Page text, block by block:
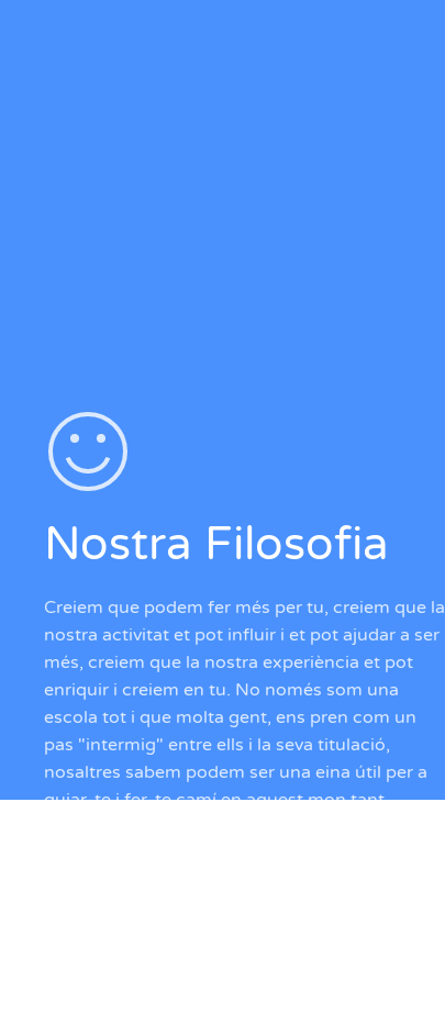
Nostra Filosofia
Creiem que podem fer més per tu, creiem que la
nostra activitat et pot influir i et pot ajudar a ser
més, creiem que la nostra experiència et pot
enriquir i creiem en tu. No només som una
escola tot i que molta gent, ens pren com un
pas "intermig" entre ells i la seva titulació,
nosaltres sabem podem ser una eina útil per a
guiar-te i fer-te camí en aquest mon tant